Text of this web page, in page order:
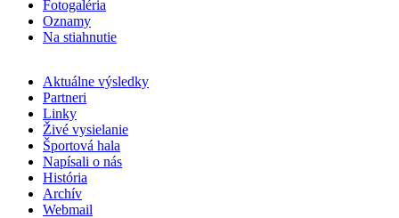
Fotogaléria
Oznamy
Na stiahnutie
Aktuálne výsledky
Partneri
Linky
Živé vysielanie
Športová hala
Napísali o nás
História
Archív
Webmail